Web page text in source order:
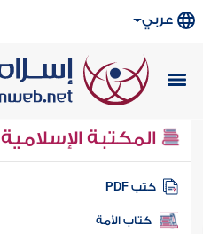
عربي
المكتبة الإسلامية
كتب PDF